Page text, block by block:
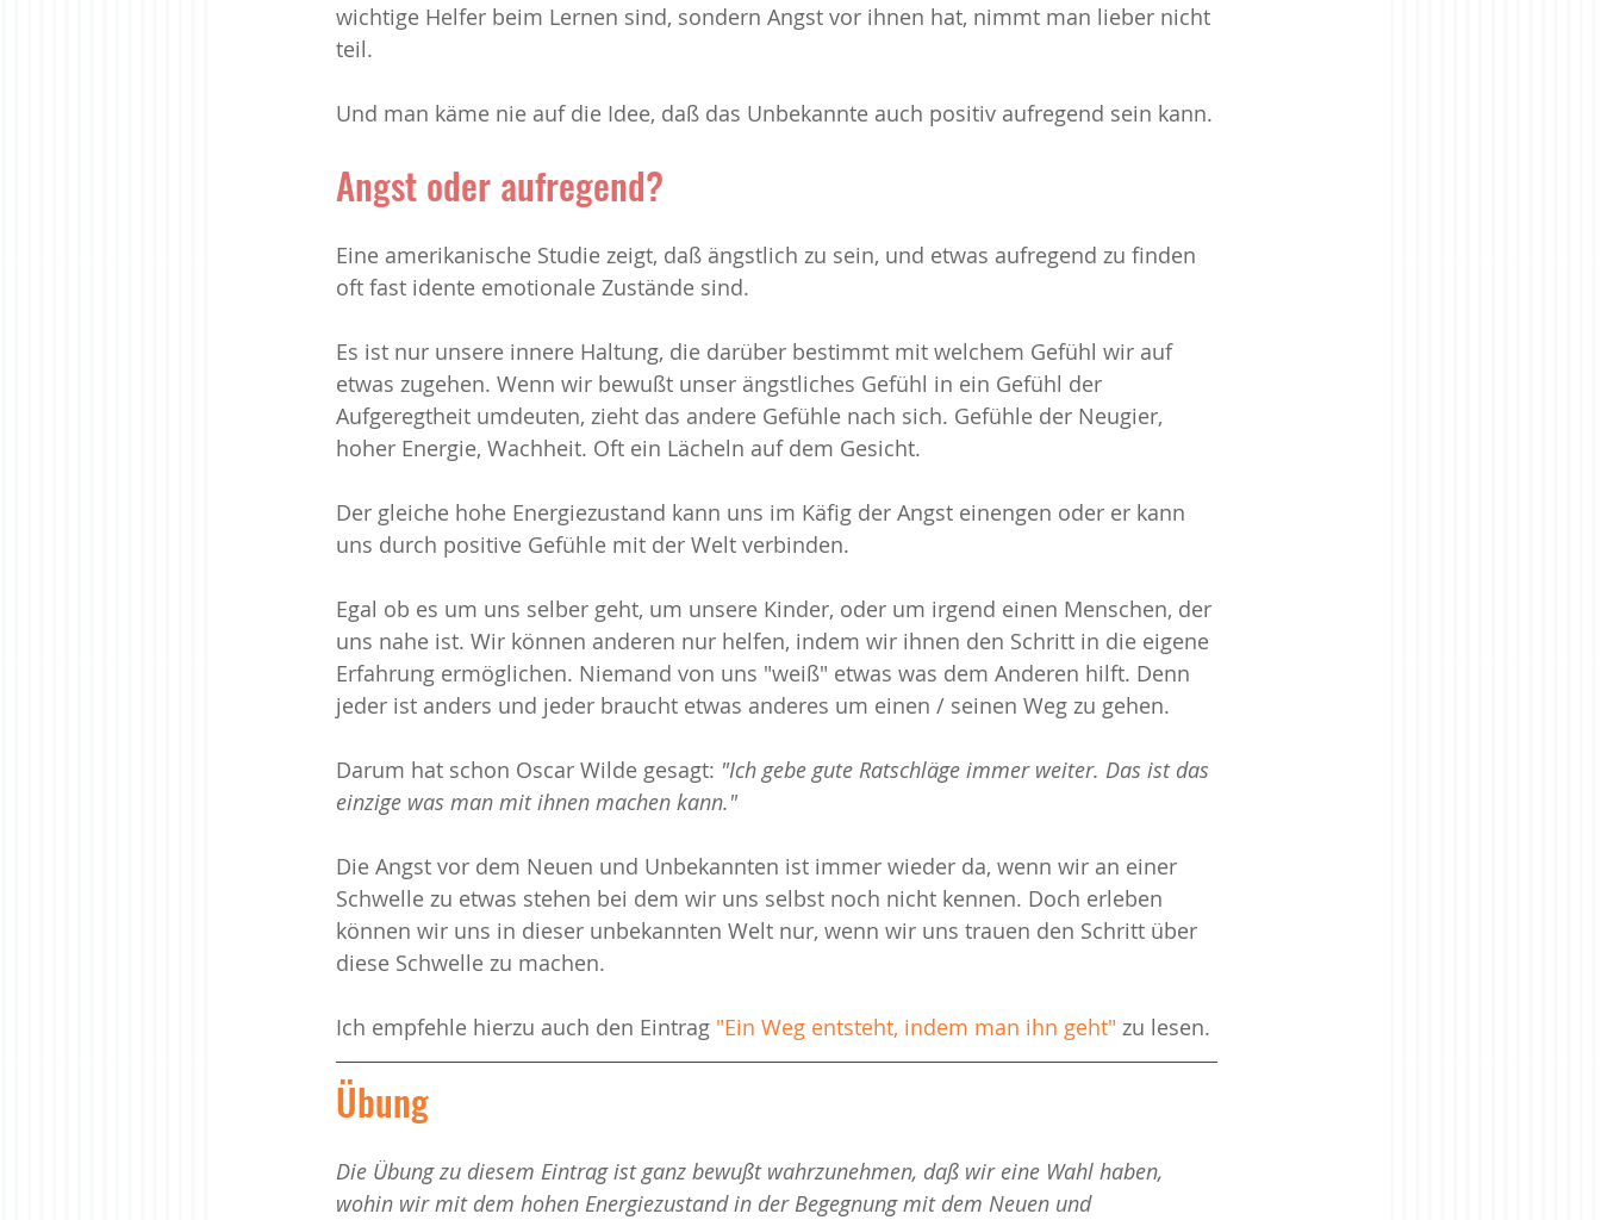
wichtige Helfer beim Lernen sind, sondern Angst vor ihnen hat, nimmt man lieber nicht
teil.
Und man käme nie auf die Idee, daß das Unbekannte auch positiv aufregend sein kann.
Angst oder aufregend?
Eine amerikanische Studie zeigt, daß ängstlich zu sein, und etwas aufregend zu finden
oft fast idente emotionale Zustände sind.
Es ist nur unsere innere Haltung, die darüber bestimmt mit welchem Gefühl wir auf
etwas zugehen. Wenn wir bewußt unser ängstliches Gefühl in ein Gefühl der
Aufgeregtheit umdeuten, zieht das andere Gefühle nach sich. Gefühle der Neugier,
hoher Energie, Wachheit. Oft ein Lächeln auf dem Gesicht.
Der gleiche hohe Energiezustand kann uns im Käfig der Angst einengen oder er kann
uns durch positive Gefühle mit der Welt verbinden.
Egal ob es um uns selber geht, um unsere Kinder, oder um irgend einen Menschen, der
uns nahe ist. Wir können anderen nur helfen, indem wir ihnen den Schritt in die eigene
Erfahrung ermöglichen. Niemand von uns "weiß" etwas was dem Anderen hilft. Denn
jeder ist anders und jeder braucht etwas anderes um einen / seinen Weg zu gehen.
Darum hat schon Oscar Wilde gesagt: "Ich gebe gute Ratschläge immer weiter. Das ist das
einzige was man mit ihnen machen kann."
Die Angst vor dem Neuen und Unbekannten ist immer wieder da, wenn wir an einer
Schwelle zu etwas stehen bei dem wir uns selbst noch nicht kennen. Doch erleben
können wir uns in dieser unbekannten Welt nur, wenn wir uns trauen den Schritt über
diese Schwelle zu machen.
Ich empfehle hierzu auch den Eintrag "Ein Weg entsteht, indem man ihn geht" zu lesen.
Übung
Die Übung zu diesem Eintrag ist ganz bewußt wahrzunehmen, daß wir eine Wahl haben,
wohin wir mit dem hohen Energiezustand in der Begegnung mit dem Neuen und